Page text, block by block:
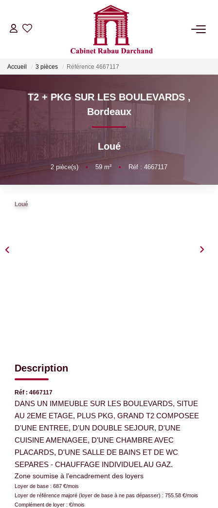
LOCATIONS
GÉRANCE
NOTRE AGENCE
Accueil 3 pièces Référence 4667117
T2 + PKG SUR LES BOULEVARDS ,
Bordeaux
Loué
2 pièce(s) • 59 m² • Réf : 4667117
Loué
Description
Réf : 4667117
DANS UN IMMEUBLE SUR LES BOULEVARDS, SITUE
AU 2EME ETAGE, PLUS PKG, GRAND T2 COMPOSEE
D'UNE ENTREE, D'UN DOUBLE SEJOUR, D'UNE
CUISINE AMENAGEE, D'UNE CHAMBRE AVEC
PLACARDS, D'UNE SALLE DE BAINS ET DE WC
SEPARES - CHAUFFAGE INDIVIDUEL AU GAZ.
Zone soumise à l'encadrement des loyers
Loyer de base : 687 €/mois
Loyer de référence majoré (loyer de base à ne pas dépasser) : 755.58 €/mois
Complément de loyer : €/mois